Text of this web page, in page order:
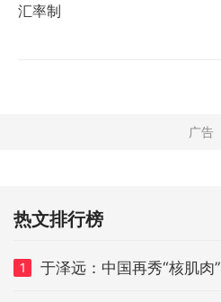
汇率制
热文排行榜
1 于泽远：中国再秀“核肌肉”